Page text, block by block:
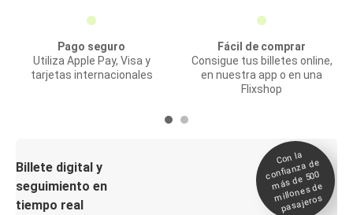
Pago seguro
Utiliza Apple Pay, Visa y
tarjetas internacionales
Fácil de comprar
Consigue tus billetes online,
en nuestra app o en una
Flixshop
Billete digital y
seguimiento en
tiempo real
Con la
confianza de
más de 500
millones de
pasajeros